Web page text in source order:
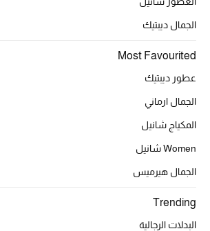
الحقائب النسائية
دليل ملتزمات الحقائب
حقائب الأطفال
الجمال ديبتيك
Most Favourited
عطور ديبتيك
الجمال ارماني
المكياج شانيل
Women شانيل
الجمال هيرميس
Trending
البدلات الرجالية